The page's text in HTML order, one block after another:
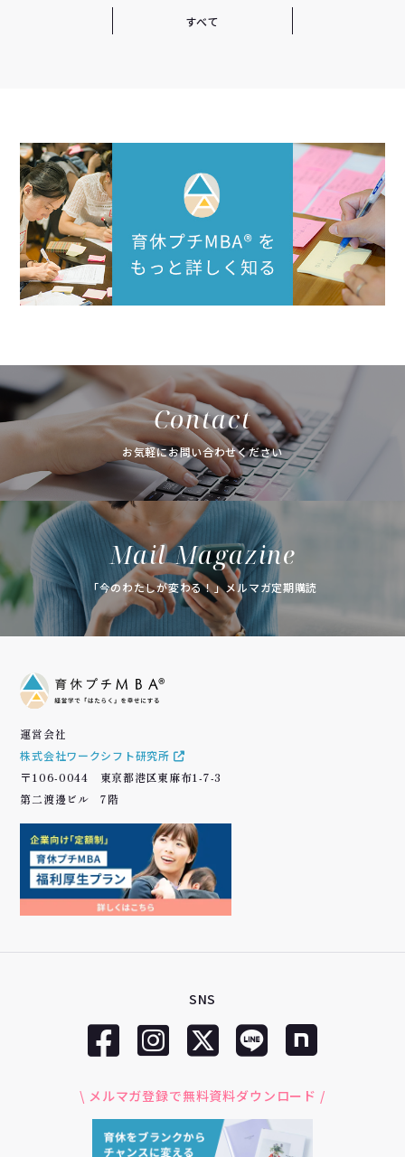
すべて
Contact
お気軽にお問い合わせください
Mail Magazine
「今のわたしが変わる！」メルマガ定期購読
運営会社
株式会社ワークシフト研究所
〒106-0044 東京都港区東麻布1-7-3
第二渡邊ビル 7階
SNS
\ メルマガ登録で無料資料ダウンロード /